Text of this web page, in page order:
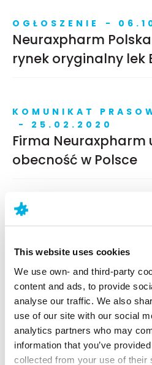
This website uses cookies
We use own- and third-party
content and ads, to provide
analyse our traffic. We also
use of our site with our social
analytics partners who may
information that you’ve
collected from your use of their
OGŁOSZENIE -
Neuraxpharm
rynek oryginalny lek
KOMUNIKAT
- 25.02.2020
Firma Neuraxpharm
obecność w Polsce
OGŁOSZENIE
Firma Neuraxpharm
Europejskim
KOMUNIKAT
- 03.04.2019
Firma Neuraxpharm
działalność w Polsce